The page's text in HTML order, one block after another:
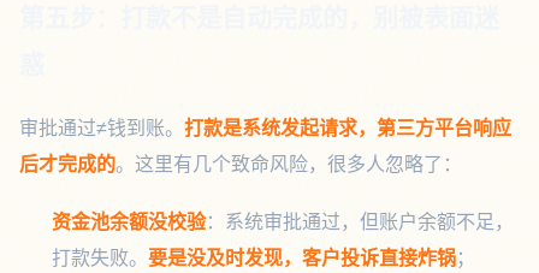
审批通过≠钱到账。 打款是系统发起请求，第三方平台响应
后才完成的。这里有几个致命风险，很多人忽略了：
资金池余额没校验：系统审批通过，但账户余额不足，
打款失败。 要是没及时发现，客户投诉直接炸锅；